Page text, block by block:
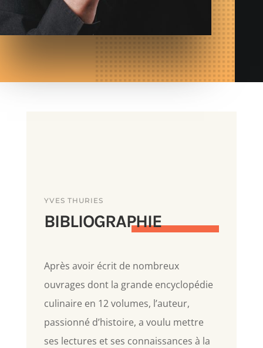
YVES THURIES
BIBLIOGRAPHIE
Après avoir écrit de nombreux
ouvrages dont la grande encyclopédie
culinaire en 12 volumes, l’auteur,
passionné d’histoire, a voulu mettre
ses lectures et ses connaissances à la